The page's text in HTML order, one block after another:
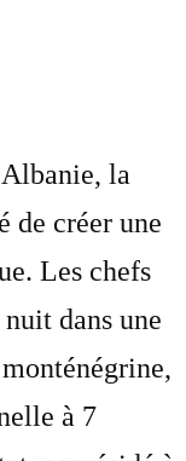
la
de créer une
Les chefs
dans une
à 7